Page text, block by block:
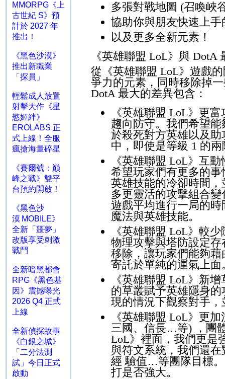
MMORPG《上
古世紀 S》預
計於 2027 年
推出！
《黑色沙漠》
推出新職業
「探員」
輕鬆成人放置
射擊大作《星
慾姬絆》
EROLABS 正
式上線！全服
瘋搶海量碎星
《賽爾號：巔
峰之戰》雙平
台預約開啟！
《黑色沙
漠 MOBILE》
全新「噩夢」
改版享受刺激
戰鬥
全新暗黑都會
RPG《黑色基
因》震撼曝光
2026 Q4 正式
上線
全新偵探故事
《白銀之城》
「二分法測
試」今日正式
啟動
多張對戰地圖 (召喚峽
協助你與朋友快速上
以及更多全新元素！
《英雄聯盟 LoL》與 DotA
從《英雄聯盟 LoL》遊戲
爭力的元素，同時移除掉
DotA 最大的差異包含：
《英雄聯盟 LoL》更富
趨向防守。我們希望
於殺死對方英雄以及
中，即使是等級 1 的
《英雄聯盟 LoL》互動
希望玩家們有更多的
英雄技能的冷卻時間
多更靈活的攻擊組合
遊戲平均進行一局的
魔法與英雄技能。
《英雄聯盟 LoL》較少
物理攻擊與塔防設定
移除，讓玩家們能夠
寄託於單純的運氣上面
《英雄聯盟 LoL》新增
的草叢賦予英雄隱身
現的情況下觀察對手
《英雄聯盟 LoL》更加
三國、信長…等)
，團
LoL》裡面，我們更是
與符文系統，我們還
經 驗值…等團隊目標
打是否強大。